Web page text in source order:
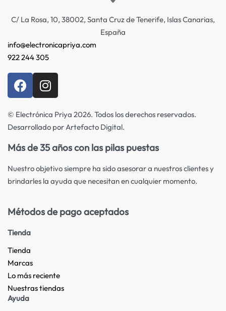
C/ La Rosa, 10, 38002, Santa Cruz de Tenerife, Islas Canarias,
España
info@electronicapriya.com
922 244 305
© Electrónica Priya 2026. Todos los derechos reservados.
Desarrollado por Artefacto Digital.
Más de 35 años con las pilas puestas
Nuestro objetivo siempre ha sido asesorar a nuestros clientes y
brindarles la ayuda que necesitan en cualquier momento.
Métodos de pago aceptados
Tienda
Tienda
Marcas
Lo más reciente​
Nuestras tiendas​
Ayuda